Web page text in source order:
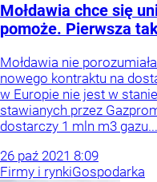
Mołdawia chce się
pomoże. Pierwsza
Mołdawia nie
nowego kontraktu na
w Europie nie jest w
stawianych przez
dostarczy 1 mln m3
26 paź 2021 8:09
Firmy i rynkiGospodarka